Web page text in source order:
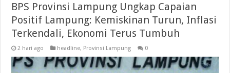
BPS Provinsi Lampung Ungkap Capaian
Positif Lampung: Kemiskinan Turun, Inflasi
Terkendali, Ekonomi Terus Tumbuh
2 hari ago headline, Provinsi Lampung 0